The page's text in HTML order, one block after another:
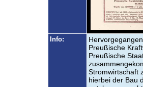
Info:
Preußische
Preußische
Stromwirtschaft
hierbei der Bau